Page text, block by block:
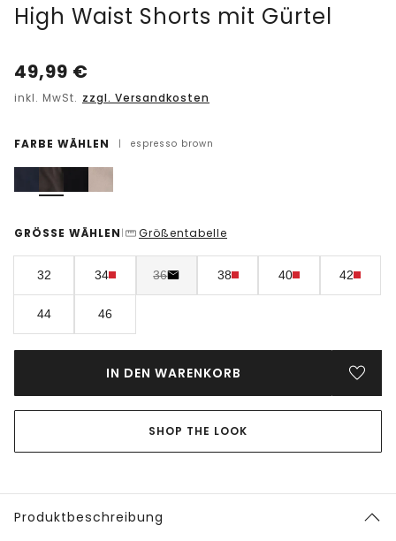
High Waist Shorts mit Gürtel
49,99 €
inkl. MwSt. zzgl. Versandkosten
FARBE WÄHLEN | espresso brown
GRÖSSE WÄHLEN | Größentabelle
32 34 36 38 40 42
44 46
IN DEN WARENKORB
SHOP THE LOOK
Produktbeschreibung